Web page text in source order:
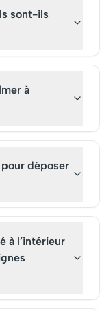
sont-ils
à
déposer
à l’intérieur